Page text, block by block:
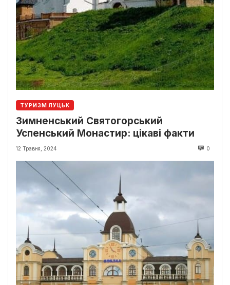
ТУРИЗМ ЛУЦЬК
Зимненський Святогорський
Успенський Монастир: цікаві факти
12 Травня, 2024 0